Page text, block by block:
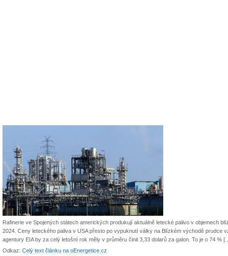
Rafinerie ve Spojených státech amerických produkují aktuálně letecké palivo v objemech
2024. Ceny leteckého paliva v USA přesto po vypuknutí války na Blízkém východě prudce
agentury EIA by za celý letošní rok měly v průměru činit 3,33 dolarů za galon. To je o 74 %
Odkaz: Celý text článku na oEnergetice.cz